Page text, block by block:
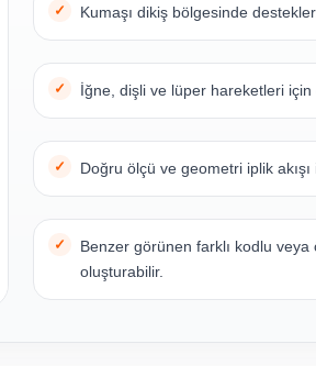
Kumaşı dikiş bölgesinde destekler.
İğne, dişli ve lüper hareketleri için
Doğru ölçü ve geometri iplik akışı
Benzer görünen farklı kodlu
oluşturabilir.